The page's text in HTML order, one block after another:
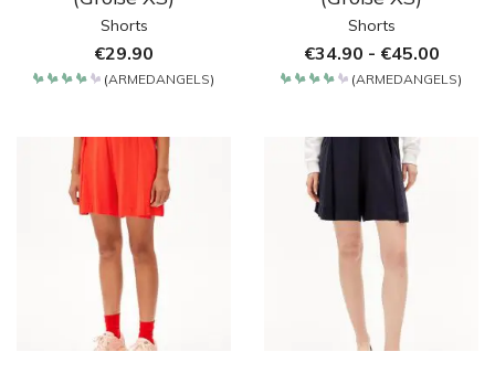
Shorts
€29.90
(ARMEDANGELS)
Shorts
€34.90 - €45.00
(ARMEDANGELS)